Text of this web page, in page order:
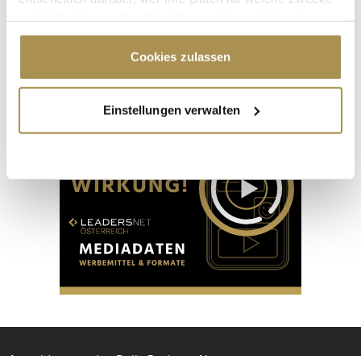
Cookie-Erklärung oder durch Klicken auf das Privacy
Trigger Symbol ändern oder widerrufen
Informationen über Ihre geografische Lage
erfassen, welche bis auf einige Meter genau sein
bestimmten Merkmalen (Fingerprinting) identifizieren
Erfahren Sie mehr darüber, wie Ihre persönlichen Daten
verarbeitet werden, und legen Sie Ihre Präferenzen im
Abschnitt Einzelheiten fest.
Wir verwenden Cookies, um Inhalte und Anzeigen zu
analysieren. Außerdem geben wir Informationen zu Ihrer
Cookies zulassen
Einstellungen verwalten
Advertisement